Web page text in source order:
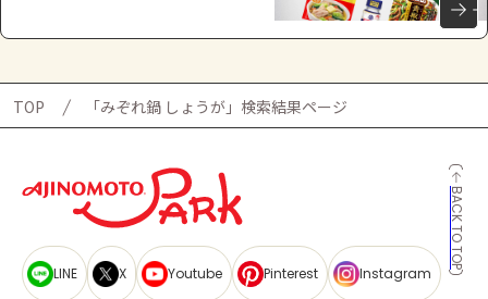
TOP 「みぞれ鍋 しょうが」検索結果ページ
BACK TO TOP
LINE X Youtube Pinterest Instagram